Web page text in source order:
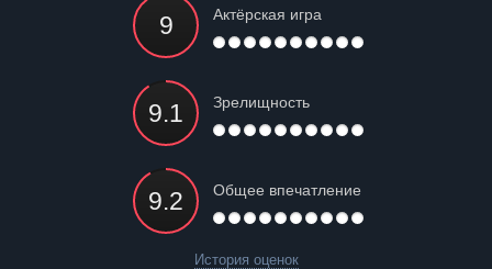
Актёрская игра
Зрелищность
Общее впечатление
История оценок